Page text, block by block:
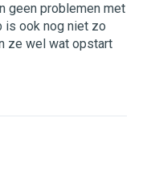
geen problemen met
is ook nog niet zo
ze wel wat opstart